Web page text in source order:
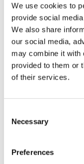
We use cookies to
provide social
We also share
our social media,
may combine it with
provided to them or
of their services.
Necessary
Preferences
結算
信用卡